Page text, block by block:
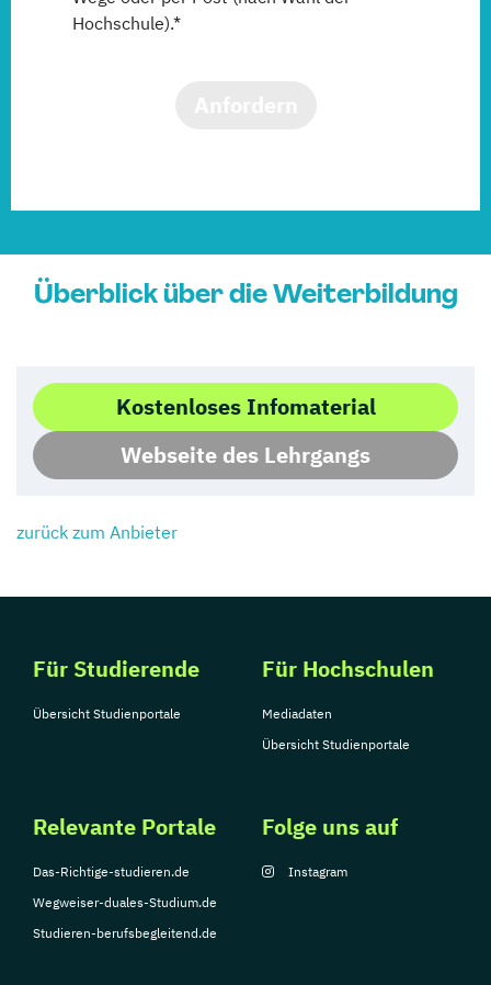
Hochschule).*
Überblick über die Weiterbildung
Kostenloses Infomaterial
Webseite des Lehrgangs
zurück zum Anbieter
Für Studierende
Übersicht Studienportale
Für Hochschulen
Mediadaten
Übersicht Studienportale
Relevante Portale
Das-Richtige-studieren.de
Wegweiser-duales-Studium.de
Studieren-berufsbegleitend.de
Folge uns auf
Instagram